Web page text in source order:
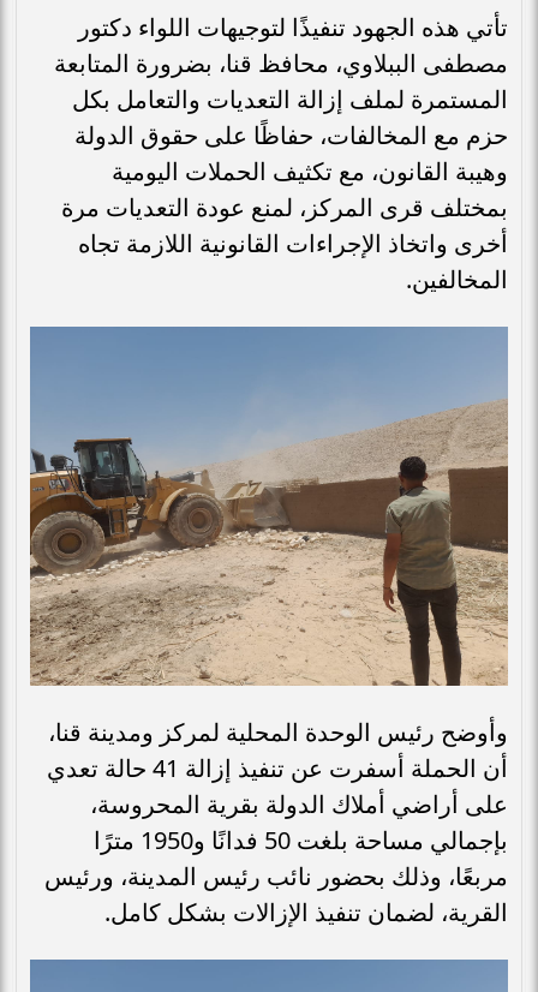
تأتي هذه الجهود تنفيذًا لتوجيهات اللواء دكتور
مصطفى الببلاوي، محافظ قنا، بضرورة المتابعة
المستمرة لملف إزالة التعديات والتعامل بكل
حزم مع المخالفات، حفاظًا على حقوق الدولة
وهيبة القانون، مع تكثيف الحملات اليومية
بمختلف قرى المركز، لمنع عودة التعديات مرة
أخرى واتخاذ الإجراءات القانونية اللازمة تجاه
المخالفين.
وأوضح رئيس الوحدة المحلية لمركز ومدينة قنا،
أن الحملة أسفرت عن تنفيذ إزالة 41 حالة تعدي
على أراضي أملاك الدولة بقرية المحروسة،
بإجمالي مساحة بلغت 50 فدانًا و1950 مترًا
مربعًا، وذلك بحضور نائب رئيس المدينة، ورئيس
القرية، لضمان تنفيذ الإزالات بشكل كامل.